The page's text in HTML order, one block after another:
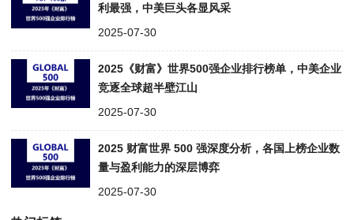
利最强，中美巨头各显风采
2025-07-30
2025《财富》世界500强企业排行榜单，中美企业
竞逐全球超半壁江山
2025-07-30
2025 财富世界 500 强深度分析，各国上榜企业数
量与盈利能力的深层博弈
2025-07-30